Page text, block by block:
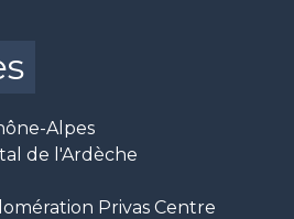
Alpes
de l'Ardèche
Privas Centre